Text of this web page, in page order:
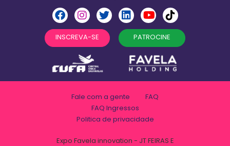
INSCREVA-SE PATROCINE
Fale com a gente
FAQ
FAQ Ingressos
Politica de privacidade
Expo Favela innovation - JT FEIRAS E